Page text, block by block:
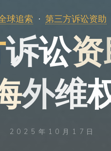
球追索 第三方诉讼资助
诉讼资
资
外维
2025年10月17日